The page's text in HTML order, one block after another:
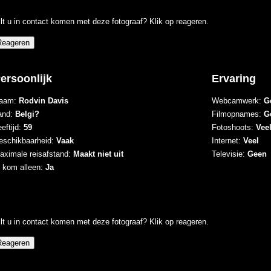
u in contact komen met deze fotograaf? Klik op reageren.
Rodvin Davis
Belgi?
59
Vaak
reisafstand: Maakt niet uit
kom alleen: Ja
Ervaring
Webcamwerk:
Filmopnames:
Fotoshoots: Veel
Internet: Veel
Televisie: Geen
u in contact komen met deze fotograaf? Klik op reageren.